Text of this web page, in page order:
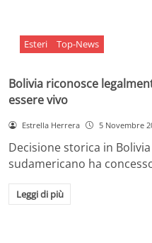
Esteri Top-News
Bolivia riconosce
essere vivo
Estrella Herrera 5 Novembre
Decisione storica in
sudamericano ha
Leggi di più